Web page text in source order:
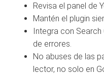
Revisa el panel de
Mantén el plugin
Integra con
de errores.
No abuses de las
lector, no solo en